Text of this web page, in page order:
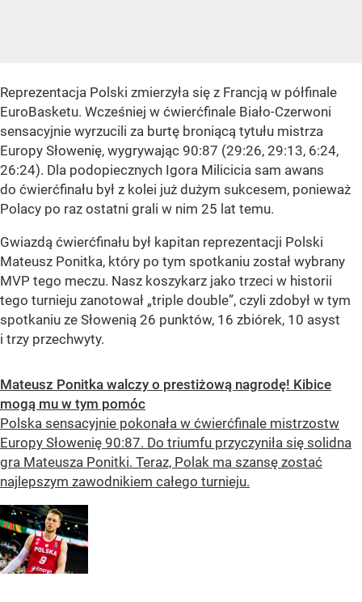
Reprezentacja Polski zmierzyła się z Francją w półfinale
EuroBasketu. Wcześniej w ćwierćfinale Biało-Czerwoni
sensacyjnie wyrzucili za burtę broniącą tytułu mistrza
Europy Słowenię, wygrywając 90:87 (29:26, 29:13, 6:24,
26:24). Dla podopiecznych Igora Milicicia sam awans
do ćwierćfinału był z kolei już dużym sukcesem, ponieważ
Polacy po raz ostatni grali w nim 25 lat temu.
Gwiazdą ćwierćfinału był kapitan reprezentacji Polski
Mateusz Ponitka, który po tym spotkaniu został wybrany
MVP tego meczu. Nasz koszykarz jako trzeci w historii
tego turnieju zanotował „triple double”, czyli zdobył w tym
spotkaniu ze Słowenią 26 punktów, 16 zbiórek, 10 asyst
i trzy przechwyty.
Mateusz Ponitka walczy o prestiżową nagrodę! Kibice
mogą mu w tym pomóc
Polska sensacyjnie pokonała w ćwierćfinale mistrzostw
Europy Słowenię 90:87. Do triumfu przyczyniła się solidna
gra Mateusza Ponitki. Teraz, Polak ma szansę zostać
najlepszym zawodnikiem całego turnieju.